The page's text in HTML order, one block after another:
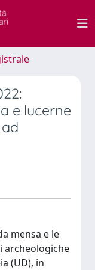
e lucerne
mensa e le
archeologiche
(UD), in